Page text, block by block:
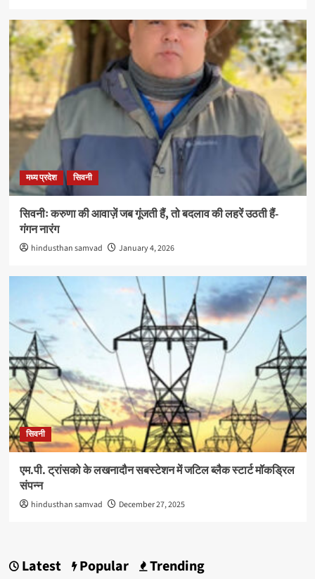
मध्य प्रदेश सिवनी
सिवनीः करुणा की आवाज़ें जब गूंजती हैं, तो बदलाव की लहरें उठती हैं-
गंगन नारंग
hindusthan samvad January 4, 2026
सिवनी
एम.पी. ट्रांसको के लखनादौन सबस्टेशन में जटिल ब्लैक स्टार्ट मॉकड्रिल
संपन्न
hindusthan samvad December 27, 2025
Latest Popular Trending